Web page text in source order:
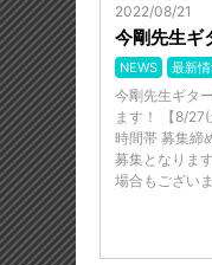
2022/08/21
今剛先生ギ
NEWS 最新
今剛先生ギタ
ます！ 【8/
時間帯 募集締
募集となりま
場合もござい